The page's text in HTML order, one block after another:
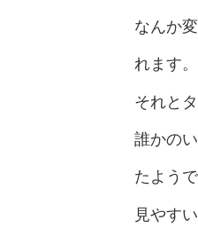
なんか
れます。
それと
誰かの
たようで
見やす